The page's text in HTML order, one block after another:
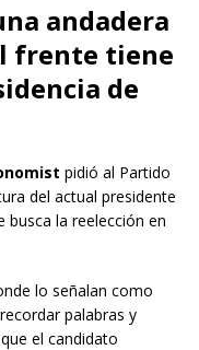
andadera
frente tiene
de
pidió al Partido
del actual presidente
busca la reelección en
lo señalan como
palabras y
el candidato